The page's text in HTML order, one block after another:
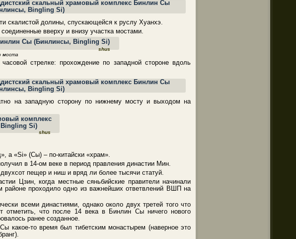
скалистой долины, спускающейся к руслу Хуанхэ.
вверху и внизу участка мостами.
shus
моста
стрелке: прохождение по западной стороне вдоль
на западную сторону по нижнему мосту и выходом на
shus
а «Si» (Сы) – по-китайски «храм».
в 14-ом веке в период правления династии Мин.
пещер и ниш и вряд ли более тысячи статуй.
Цзин, когда местные сяньбийские правители начинали
районе проходило одно из важнейших ответвлений ВШП на
всеми династиями, однако около двух третей того что
что после 14 века в Бинлин Сы ничего нового
ранее созданное.
какое-то время был тибетским монастырем (наверное это